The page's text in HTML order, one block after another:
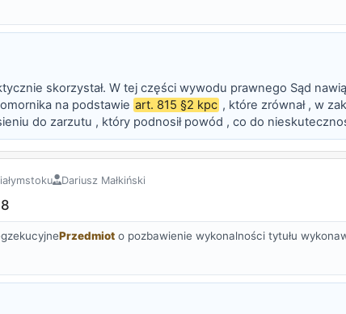
skorzystał. W tej części wywodu prawnego Sąd
na podstawie art. 815 §2 kpc , które zrównał , w
do zarzutu , który podnosił powód , co do
uznał , iż nie jest on usprawiedliwiony. Jakkolwiek...
Dariusz Małkiński
Przedmiot o pozbawienie wykonalności tytułu